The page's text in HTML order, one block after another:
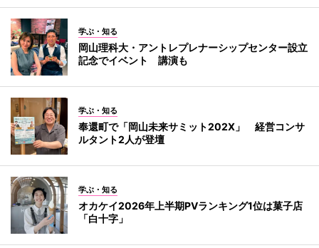
学ぶ・知る
岡山理科大・アントレプレナーシップセンター設立
記念でイベント 講演も
学ぶ・知る
奉還町で「岡山未来サミット202X」 経営コンサ
ルタント2人が登壇
学ぶ・知る
オカケイ2026年上半期PVランキング1位は菓子店
「白十字」